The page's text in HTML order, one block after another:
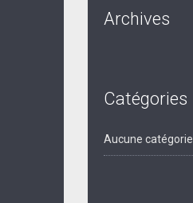
Archives
Catégories
Aucune catégorie